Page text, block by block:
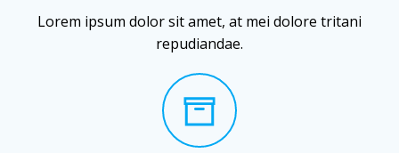
Lorem ipsum dolor sit amet, at mei dolore tritani
repudiandae.